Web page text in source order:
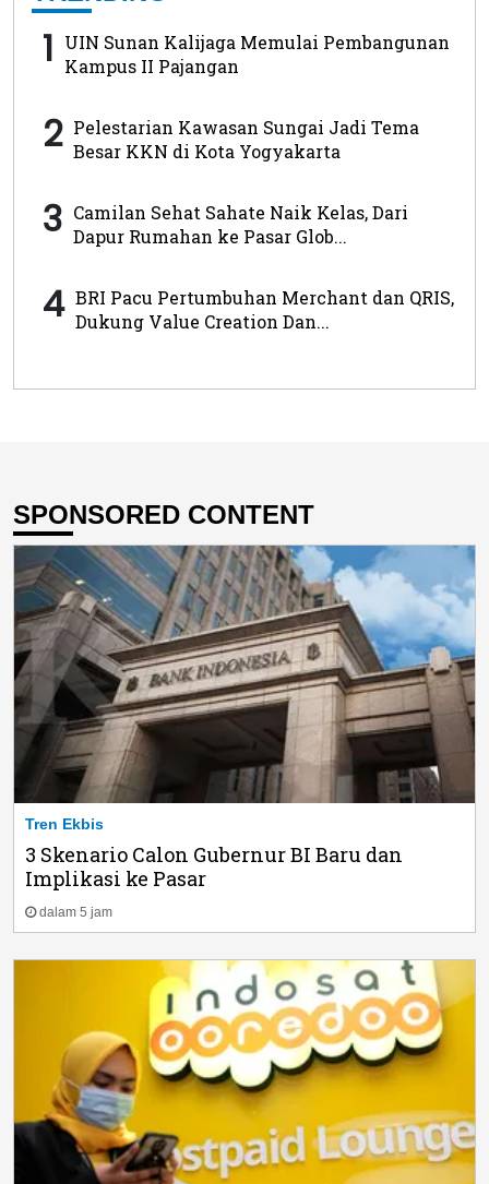
1 UIN Sunan Kalijaga Memulai Pembangunan
Kampus II Pajangan
2 Pelestarian Kawasan Sungai Jadi Tema
Besar KKN di Kota Yogyakarta
3 Camilan Sehat Sahate Naik Kelas, Dari
Dapur Rumahan ke Pasar Glob...
4 BRI Pacu Pertumbuhan Merchant dan QRIS,
Dukung Value Creation Dan...
SPONSORED CONTENT
Tren Ekbis
3 Skenario Calon Gubernur BI Baru dan
Implikasi ke Pasar
dalam 5 jam